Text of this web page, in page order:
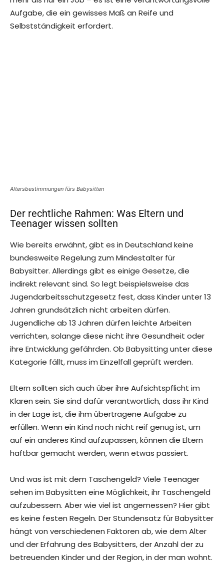
Aufgabe, die ein gewisses Maß an Reife und
Selbstständigkeit erfordert.
Altersbestimmungen fürs Babysitten
Der rechtliche Rahmen: Was Eltern und
Teenager wissen sollten
Wie bereits erwähnt, gibt es in Deutschland keine
bundesweite Regelung zum Mindestalter für
Babysitter. Allerdings gibt es einige Gesetze, die
indirekt relevant sind. So legt beispielsweise das
Jugendarbeitsschutzgesetz fest, dass Kinder unter 13
Jahren grundsätzlich nicht arbeiten dürfen.
Jugendliche ab 13 Jahren dürfen leichte Arbeiten
verrichten, solange diese nicht ihre Gesundheit oder
ihre Entwicklung gefährden. Ob Babysitting unter diese
Kategorie fällt, muss im Einzelfall geprüft werden.
Eltern sollten sich auch über ihre Aufsichtspflicht im
Klaren sein. Sie sind dafür verantwortlich, dass ihr Kind
in der Lage ist, die ihm übertragene Aufgabe zu
erfüllen. Wenn ein Kind noch nicht reif genug ist, um
auf ein anderes Kind aufzupassen, können die Eltern
haftbar gemacht werden, wenn etwas passiert.
Und was ist mit dem Taschengeld? Viele Teenager
sehen im Babysitten eine Möglichkeit, ihr Taschengeld
aufzubessern. Aber wie viel ist angemessen? Hier gibt
es keine festen Regeln. Der Stundensatz für Babysitter
hängt von verschiedenen Faktoren ab, wie dem Alter
und der Erfahrung des Babysitters, der Anzahl der zu
betreuenden Kinder und der Region, in der man wohnt.